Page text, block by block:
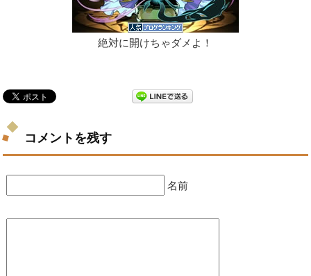
絶対に開けちゃダメよ！
コメントを残す
名前